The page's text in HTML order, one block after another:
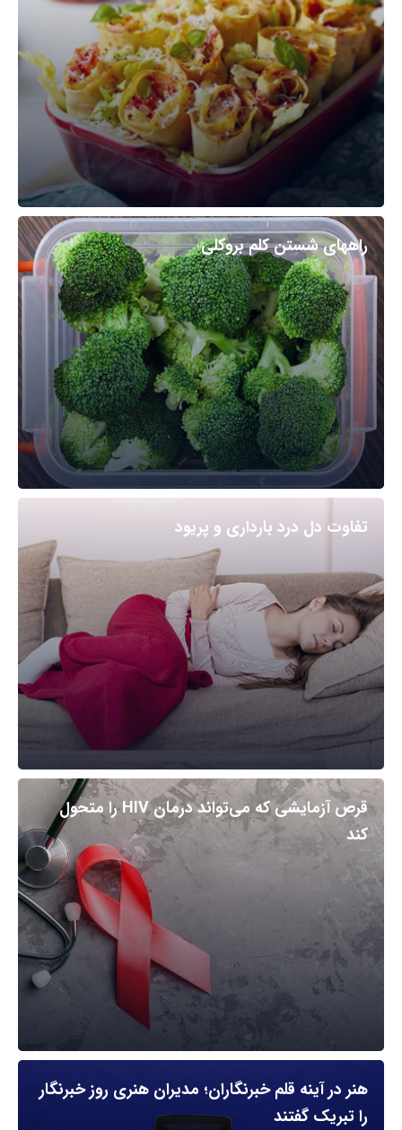
راههای شستن کلم بروکلی
تفاوت دل درد بارداری و پریود
قرص آزمایشی که می‌تواند درمان HIV را متحول
کند
هنر در آینه قلم خبرنگاران؛ مدیران هنری روز خبرنگار
را تبریک گفتند